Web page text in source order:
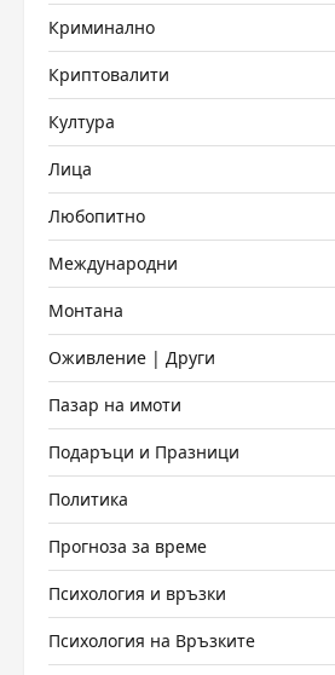
Криминално
Криптовалити
Култура
Лица
Любопитно
Международни
Монтана
Оживление | Други
Пазар на имоти
Подаръци и Празници
Политика
Прогноза за време
Психология и връзки
Психология на Връзките